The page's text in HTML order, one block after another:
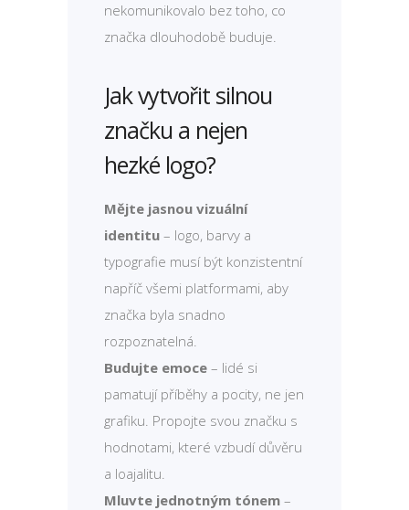
nekomunikovalo bez toho, co
značka dlouhodobě buduje.
Jak vytvořit silnou
značku a nejen
hezké logo?
Mějte jasnou vizuální
identitu – logo, barvy a
typografie musí být konzistentní
napříč všemi platformami, aby
značka byla snadno
rozpoznatelná.
Budujte emoce – lidé si
pamatují příběhy a pocity, ne jen
grafiku. Propojte svou značku s
hodnotami, které vzbudí důvěru
a loajalitu.
Mluvte jednotným tónem –